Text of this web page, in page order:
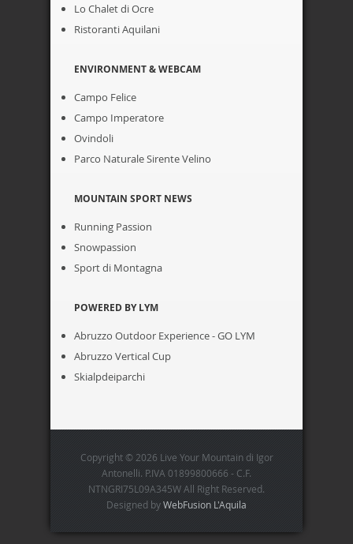
Lo Chalet di Ocre
Ristoranti Aquilani
ENVIRONMENT & WEBCAM
Campo Felice
Campo Imperatore
Ovindoli
Parco Naturale Sirente Velino
MOUNTAIN SPORT NEWS
Running Passion
Snowpassion
Sport di Montagna
POWERED BY LYM
Abruzzo Outdoor Experience - GO LYM
Abruzzo Vertical Cup
Skialpdeiparchi
Copyright © 2026 Live Your Mountain di Igor
Antonelli. P.IVA 01899800666 - C.F.
NTNGRI75L09A345W All Right Reserved.
Designed byWebFusion L'Aquila